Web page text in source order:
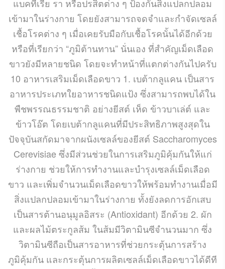
แบคทีเรีย รา หรือปรสิตต่าง ๆ ป้องกันสิ่งแปลกปลอม
เข้ามาในร่างกาย โดยยังสามารถจดจำและกำจัดเซลล์
เชื้อโรคต่าง ๆ เมื่อเคยรับมือกับเชื้อโรคนั้นได้อีกด้วย
หรือที่เรียกว่า “ภูมิต้านทาน” นั่นเอง ที่สำคัญเม็ดเลือด
ขาวยังมีหลายชนิด โดยจะทำหน้าที่แตกต่างกันไปครับ
10 อาหารเสริมเม็ดเลือดขาว 1. เบต้ากลูแคน เป็นสาร
อาหารประเภทใยอาหารชนิดแป้ง ซึ่งสามารถพบได้ใน
พืชพรรณธรรมชาติ อย่างยีสต์ เห็ด ข้าวบาเล่ต์ และ
ข้าวโอ๊ต โดยเบต้ากลูแคนที่มีประสิทธิภาพสูงสุดใน
ปัจจุบันสกัดมาจากผนังเซลล์ของยีสต์ Saccharomyces
Cerevisiae ซึ่งมีส่วนช่วยในการเสริมภูมิคุ้มกันให้แก่
ร่างกาย ช่วยให้การทำงานและบำรุงเซลล์เม็ดเลือด
ขาว และเพิ่มจำนวนเม็ดเลือดขาวให้พร้อมทำงานเมื่อมี
สิ่งแปลกปลอมเข้ามาในร่างกาย ทั้งยังลดการอักเสบ
เป็นสารต้านอนุมูลอิสระ (Antioxidant) อีกด้วย 2. ผัก
และผลไม้ตระกูลส้ม ในส้มมีวิตามินซีจำนวนมาก ซึ่ง
วิตามินซีถือเป็นสารอาหารที่ช่วยกระตุ้นการสร้าง
ภูมิคุ้มกัน และกระตุ้นการผลิตเซลล์เม็ดเลือดขาวได้ดีที